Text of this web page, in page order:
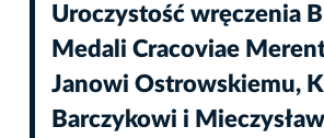
Uroczystość wręczenia
Medali Cracoviae
Janowi Ostrowskiemu,
Barczykowi i